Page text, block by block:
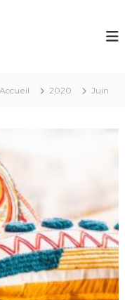
Accueil 2020 Juin